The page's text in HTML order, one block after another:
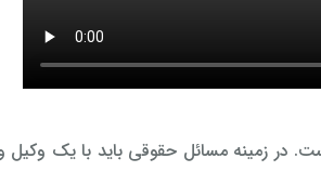
زمینه مسائل حقوقی باید با یک وکیل و